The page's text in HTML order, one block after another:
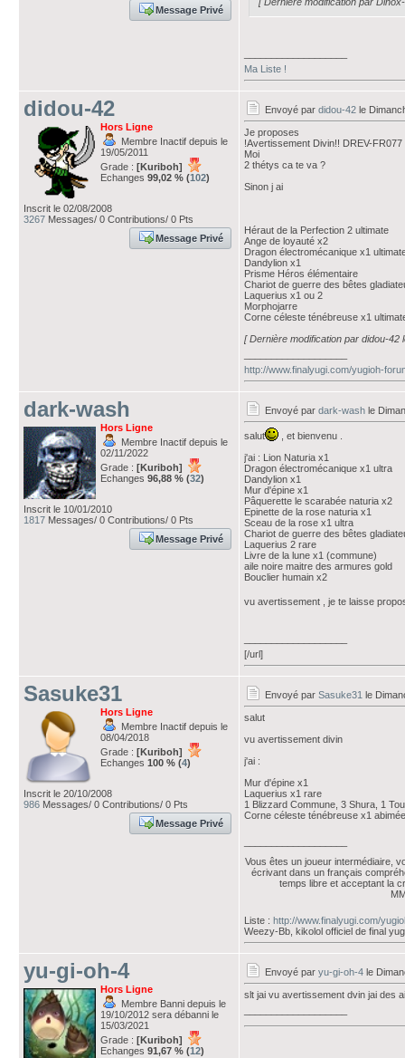
Message Privé
Ma Liste !
didou-42
Hors Ligne
Membre Inactif depuis le
19/05/2011
Grade : [Kuriboh]
Echanges 99,02 % (102)
Inscrit le 02/08/2008
3267 Messages/ 0 Contributions/ 0 Pts
Message Privé
Envoyé par didou-42 le
Je proposes
!Avertissement Divin!! DREV-FR077
Moi
2 thétys ca te va ?
Sinon j ai
Héraut de la Perfection 2 ultimate
Ange de loyauté x2
Dragon électromécanique x1
Dandylion x1
Prisme Héros élémentaire
Chariot de guerre des bêtes
Laquerius x1 ou 2
Morphojarre
Corne céleste ténébreuse x1
[ Dernière modification par didou-42
http://www.finalyugi.com/yugioh-
dark-wash
Hors Ligne
Membre Inactif depuis le
02/11/2022
Grade : [Kuriboh]
Echanges 96,88 % (32)
Inscrit le 10/01/2010
1817 Messages/ 0 Contributions/ 0 Pts
Message Privé
Envoyé par dark-wash le
salut
, et bienvenu .
j'ai : Lion Naturia x1
Dragon électromécanique x1 ultra
Dandylion x1
Mur d'épine x1
Pâquerette le scarabée naturia x2
Epinette de la rose naturia x1
Sceau de la rose x1 ultra
Chariot de guerre des bêtes
Laquerius 2 rare
Livre de la lune x1 (commune)
aile noire maitre des armures gold
Bouclier humain x2
vu avertissement , je te laisse
[/url]
Sasuke31
Hors Ligne
Membre Inactif depuis le
08/04/2018
Grade : [Kuriboh]
Echanges 100 % (4)
Inscrit le 20/10/2008
986 Messages/ 0 Contributions/ 0 Pts
Message Privé
Envoyé par Sasuke31 le
salut
vu avertissement divin
j'ai :
Mur d'épine x1
Laquerius x1 rare
1 Blizzard Commune, 3 Shura, 1
Corne céleste ténébreuse x1 abimée
Vous êtes un joueur intermédiaire,
écrivant dans un français
temps libre et acceptant la
Liste : http://www.finalyugi.com/
Weezy-Bb, kikolol officiel de final
yu-gi-oh-4
Hors Ligne
Membre Banni depuis le
19/10/2012 sera débanni le
15/03/2021
Grade : [Kuriboh]
Echanges 91,67 % (12)
Envoyé par yu-gi-oh-4 le
slt jai vu avertissement dvin jai des